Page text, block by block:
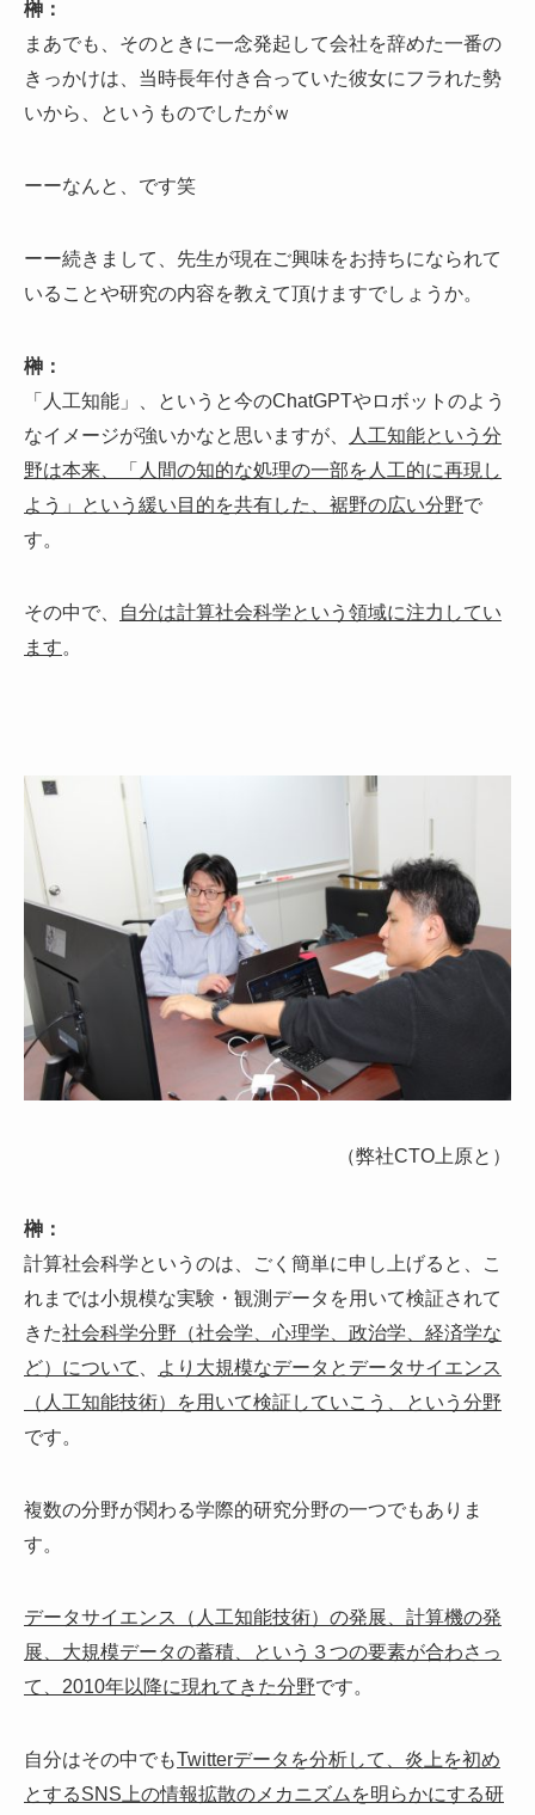
榊：
まあでも、そのときに一念発起して会社を辞めた一番の
きっかけは、当時長年付き合っていた彼女にフラれた勢
いから、というものでしたがｗ
ーーなんと、です笑
ーー続きまして、先生が現在ご興味をお持ちになられて
いることや研究の内容を教えて頂けますでしょうか。
榊：
「人工知能」、というと今のChatGPTやロボットのよう
なイメージが強いかなと思いますが、
人工知能という分
野は本来、「人間の知的な処理の一部を人工的に再現し
よう」という緩い目的を共有した、裾野の広い分野で
す。
その中で、
自分は計算社会科学という領域に注力してい
ます。
（弊社CTO上原と）
榊：
計算社会科学というのは、ごく簡単に申し上げると、こ
れまでは小規模な実験・観測データを用いて検証されて
きた社会科学分野（社会学、心理学、政治学、経済学な
ど）について
より大規模なデータとデータサイエンス
（人工知能技術）を用いて検証していこう、という分野
です。
複数の分野が関わる学際的研究分野の一つでもありま
す。
データサイエンス（人工知能技術）の発展、計算機の発
展、大規模データの蓄積、という３つの要素が合わさっ
て、2010年以降に現れてきた分野です。
自分はその中でもTwitterデータを分析して、炎上を初め
とするSNS上の情報拡散のメカニズムを明らかにする研